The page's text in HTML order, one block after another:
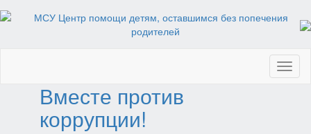
Вместе против
коррупции!